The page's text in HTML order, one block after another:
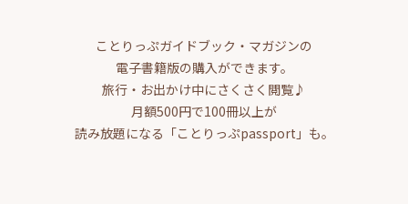
ことりっぷガイドブック・マガジンの
電子書籍版の購入ができます。
旅行・お出かけ中にさくさく閲覧♪
月額500円で100冊以上が
読み放題になる「ことりっぷpassport」も。